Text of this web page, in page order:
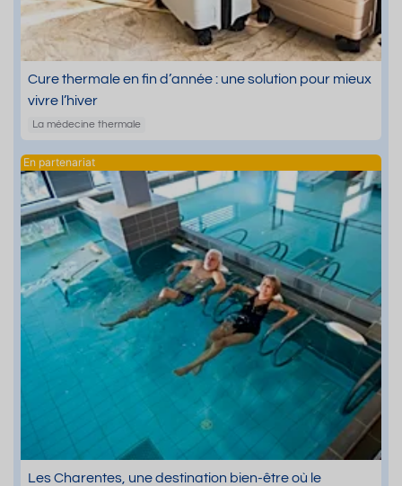
Cure thermale en fin d’année : une solution pour mieux
vivre l’hiver
La médecine thermale
Les Charentes, une destination bien-être où le